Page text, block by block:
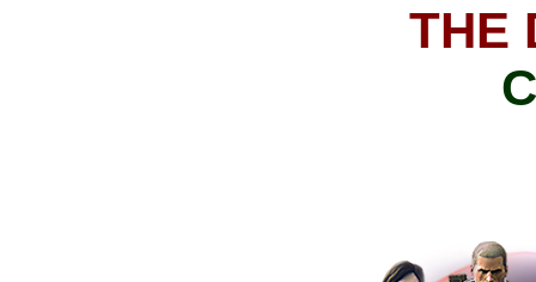
THE